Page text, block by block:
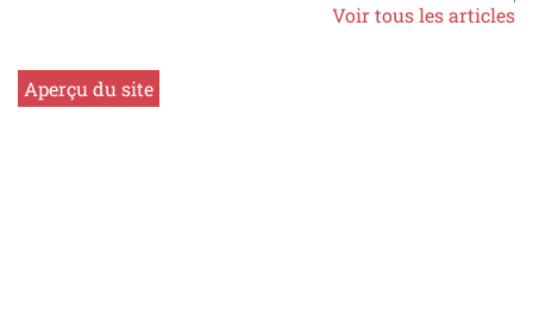
Voir tous les articles
Aperçu du site